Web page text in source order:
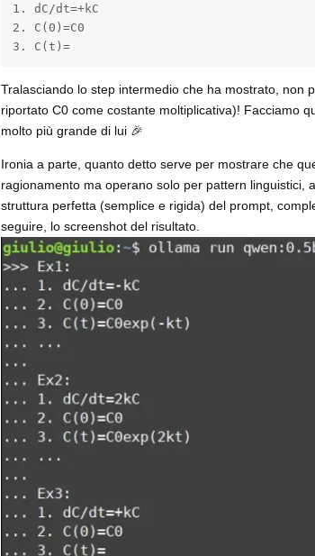
1. dC/dt=+kC
2. C(0)=C0
3. C(t)=
Tralasciando lo step intermedio che ha mostrato, non
riportato C0 come costante moltiplicativa)! Facciamo
molto più grande di lui 🎉
Ironia a parte, quanto detto serve per mostrare che
ragionamento ma operano solo per pattern linguistici,
struttura perfetta (semplice e rigida) del prompt,
seguire, lo screenshot del risultato.